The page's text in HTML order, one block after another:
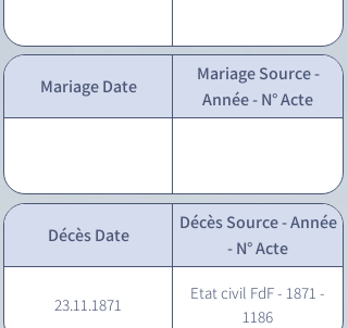
Mariage Date
Mariage Source -
Année - N° Acte
Décès Date
Décès Source - Année
- N° Acte
23.11.1871
Etat civil FdF - 1871 -
1186